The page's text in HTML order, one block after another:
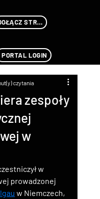
DOŁĄCZ STREAMU
PORTAL LOGIN
zespoły
w
czytania
w
prowadzonej
w Niemczech,